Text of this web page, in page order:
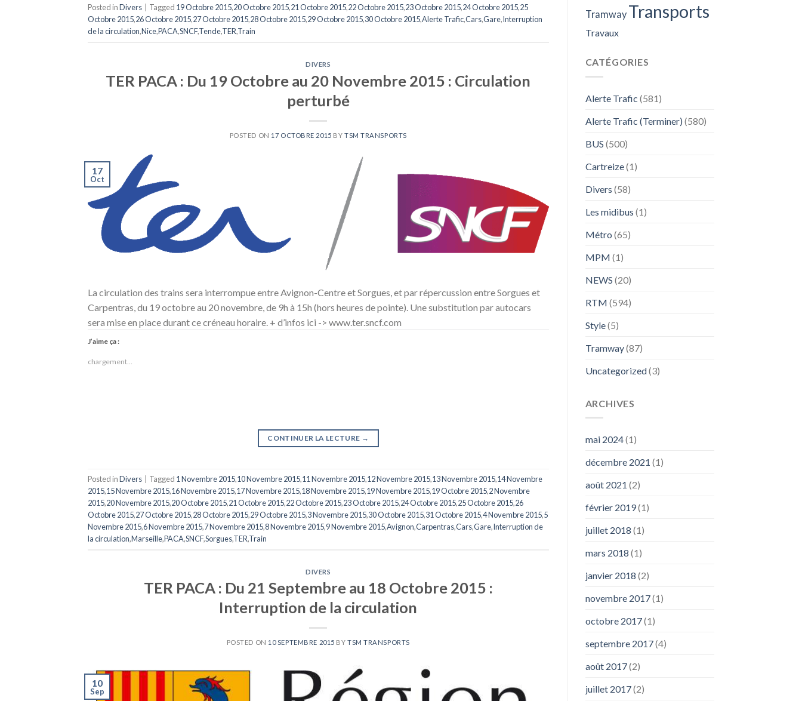
Posted inDivers Tagged 19 Octobre 2015,20 Octobre 2015,21 Octobre 2015,22 Octobre 2015,23 Octobre 2015,24 Octobre 2015,25
Octobre 2015,26 Octobre 2015,27 Octobre 2015,28 Octobre 2015,29 Octobre 2015,30 Octobre 2015,Alerte Trafic,Cars,Gare,Interruption
de la circulation,Nice,PACA,SNCF,Tende,TER,Train
DIVERS
TER PACA : Du 19 Octobre au 20 Novembre 2015 : Circulation
perturbé
POSTED ON 17 OCTOBRE 2015 BY TSM TRANSPORTS
17
Oct
La circulation des trains sera interrompue entre Avignon-Centre et Sorgues, et par répercussion entre Sorgues et
Carpentras, du 19 octobre au 20 novembre, de 9h à 15h (hors heures de pointe). Une substitution par autocars
sera mise en place durant ce créneau horaire. + d’infos ici -> www.ter.sncf.com
J’aime ça :
chargement…
CONTINUER LA LECTURE →
Posted inDivers Tagged 1 Novembre 2015,10 Novembre 2015,11 Novembre 2015,12 Novembre 2015,13 Novembre 2015,14 Novembre
2015,15 Novembre 2015,16 Novembre 2015,17 Novembre 2015,18 Novembre 2015,19 Novembre 2015,19 Octobre 2015,2 Novembre
2015,20 Novembre 2015,20 Octobre 2015,21 Octobre 2015,22 Octobre 2015,23 Octobre 2015,24 Octobre 2015,25 Octobre 2015,26
Octobre 2015,27 Octobre 2015,28 Octobre 2015,29 Octobre 2015,3 Novembre 2015,30 Octobre 2015,31 Octobre 2015,4 Novembre 2015,5
Novembre 2015,6 Novembre 2015,7 Novembre 2015,8 Novembre 2015,9 Novembre 2015,Avignon,Carpentras,Cars,Gare,Interruption de
la circulation,Marseille,PACA,SNCF,Sorgues,TER,Train
DIVERS
TER PACA : Du 21 Septembre au 18 Octobre 2015 :
Interruption de la circulation
POSTED ON 10 SEPTEMBRE 2015 BYTSM TRANSPORTS
10
Sep
Tramway Transports
Travaux
CATÉGORIES
Alerte Trafic (581)
Alerte Trafic (Terminer) (580)
BUS (500)
Cartreize(1)
Divers (58)
Les midibus (1)
Métro (65)
MPM (1)
NEWS (20)
RTM (594)
Style(5)
Tramway(87)
Uncategorized(3)
ARCHIVES
mai 2024(1)
décembre 2021 (1)
août 2021 (2)
février 2019(1)
juillet 2018 (1)
mars 2018 (1)
janvier 2018 (2)
novembre 2017(1)
octobre 2017(1)
septembre 2017(4)
août 2017(2)
juillet 2017(2)